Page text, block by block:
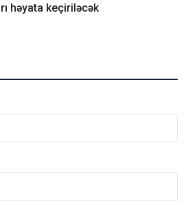
həyata keçiriləcək